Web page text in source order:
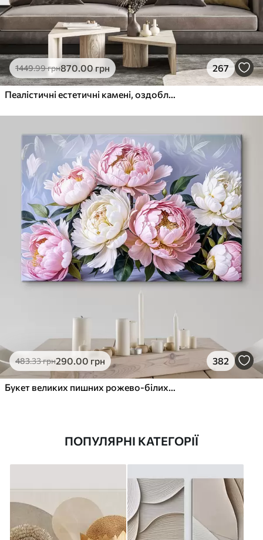
1449.99грн870.00 грн 267
Пеалістичні естетичні камені, оздоблення будинку, природне освітлення
483.33грн290.00 грн 382
Букет великих пишних рожево-білих квітів півонії із зеленим листям на м’якому розмитому фоні
ПОПУЛЯРНІ КАТЕГОРІЇ